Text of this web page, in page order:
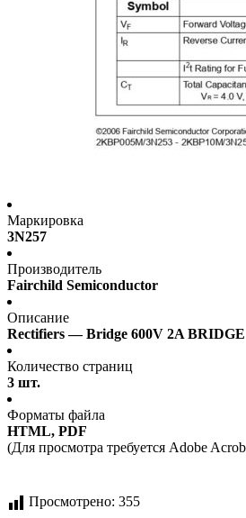
Маркировка
3N257
Производитель
Fairchild Semiconductor
Описание
Rectifiers — Bridge 600V 2A BRIDGE
Количество страниц
3 шт.
Форматы файла
HTML, PDF
(Для просмотра требуется Adobe
Просмотрено: 355